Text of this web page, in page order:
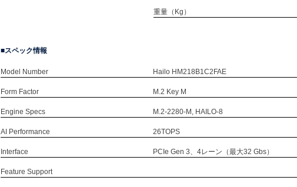
重量（Kg）
スペック情報
Model Number Hailo HM218B1C2FAE
Form Factor M.2 Key M
Engine Specs M.2-2280-M, HAILO-8
AI Performance 26TOPS
Interface PCIe Gen 3、4レーン（最大32 Gbs）
Feature Support